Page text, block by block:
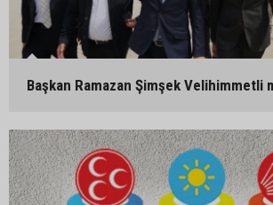
Başkan Ramazan Şimşek Velihimmetli